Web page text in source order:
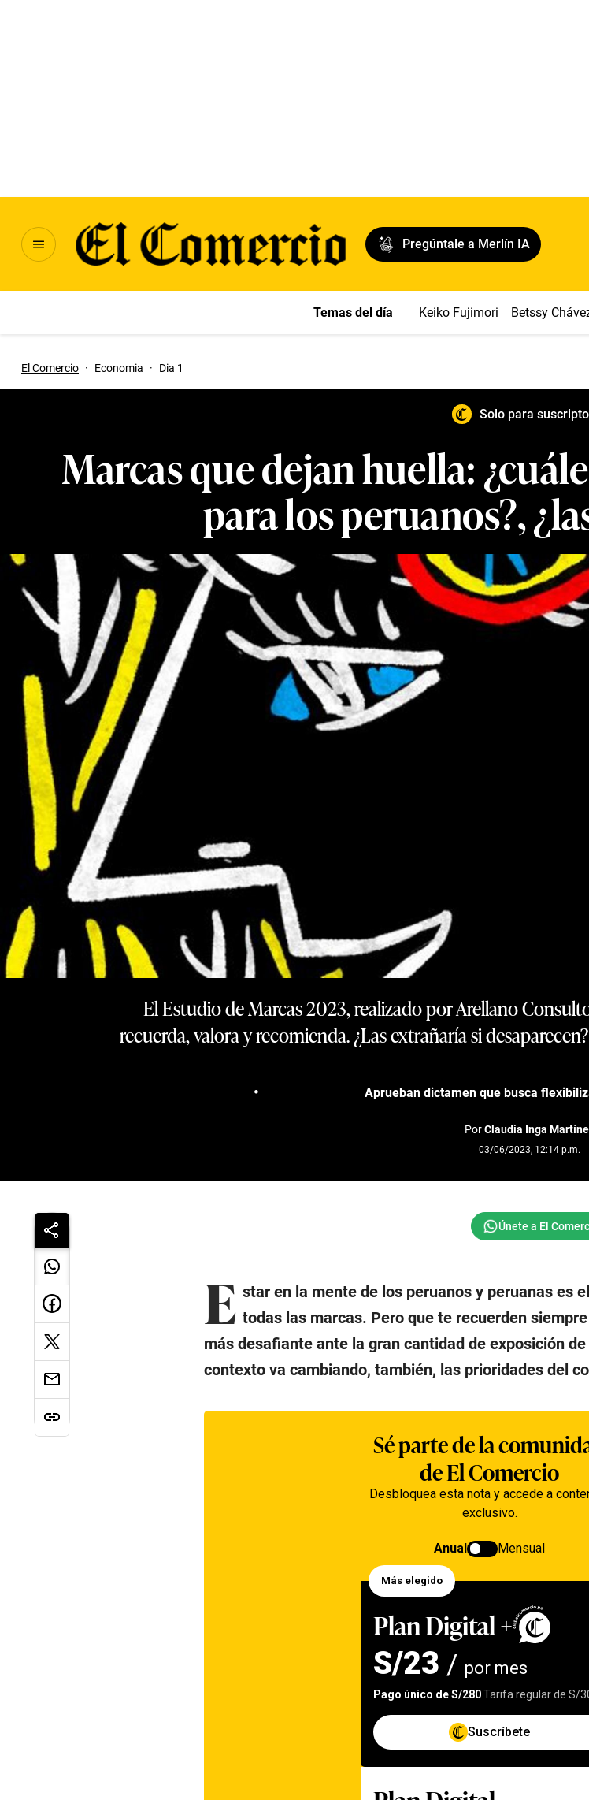
Pregúntale a Merlín IA
Temas del día Keiko Fujimori Betssy
El Comercio · Economia · Dia 1
Solo para
Marcas que dejan huella:
para los peruanos?,
El Estudio de Marcas 2023, realizado por Arellano
recuerda, valora y recomienda. ¿Las extrañaría si
Aprueban dictamen que busca
PorClaudia Inga
03/06/2023, 12:14 p.m.
E star en la mente de los peruanos y peruanas es
todas las marcas. Pero que te recuerden
más desafiante ante la gran cantidad de exposición
contexto va cambiando, también, las prioridades del